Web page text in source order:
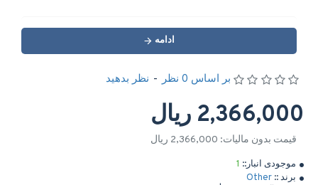
ادامه
موجودی انبار:: 1
برند :: Other
بر اساس 0 نظر - نظر بدهید
2,366,000 ریال
قیمت بدون مالیات: 2,366,000 ریال